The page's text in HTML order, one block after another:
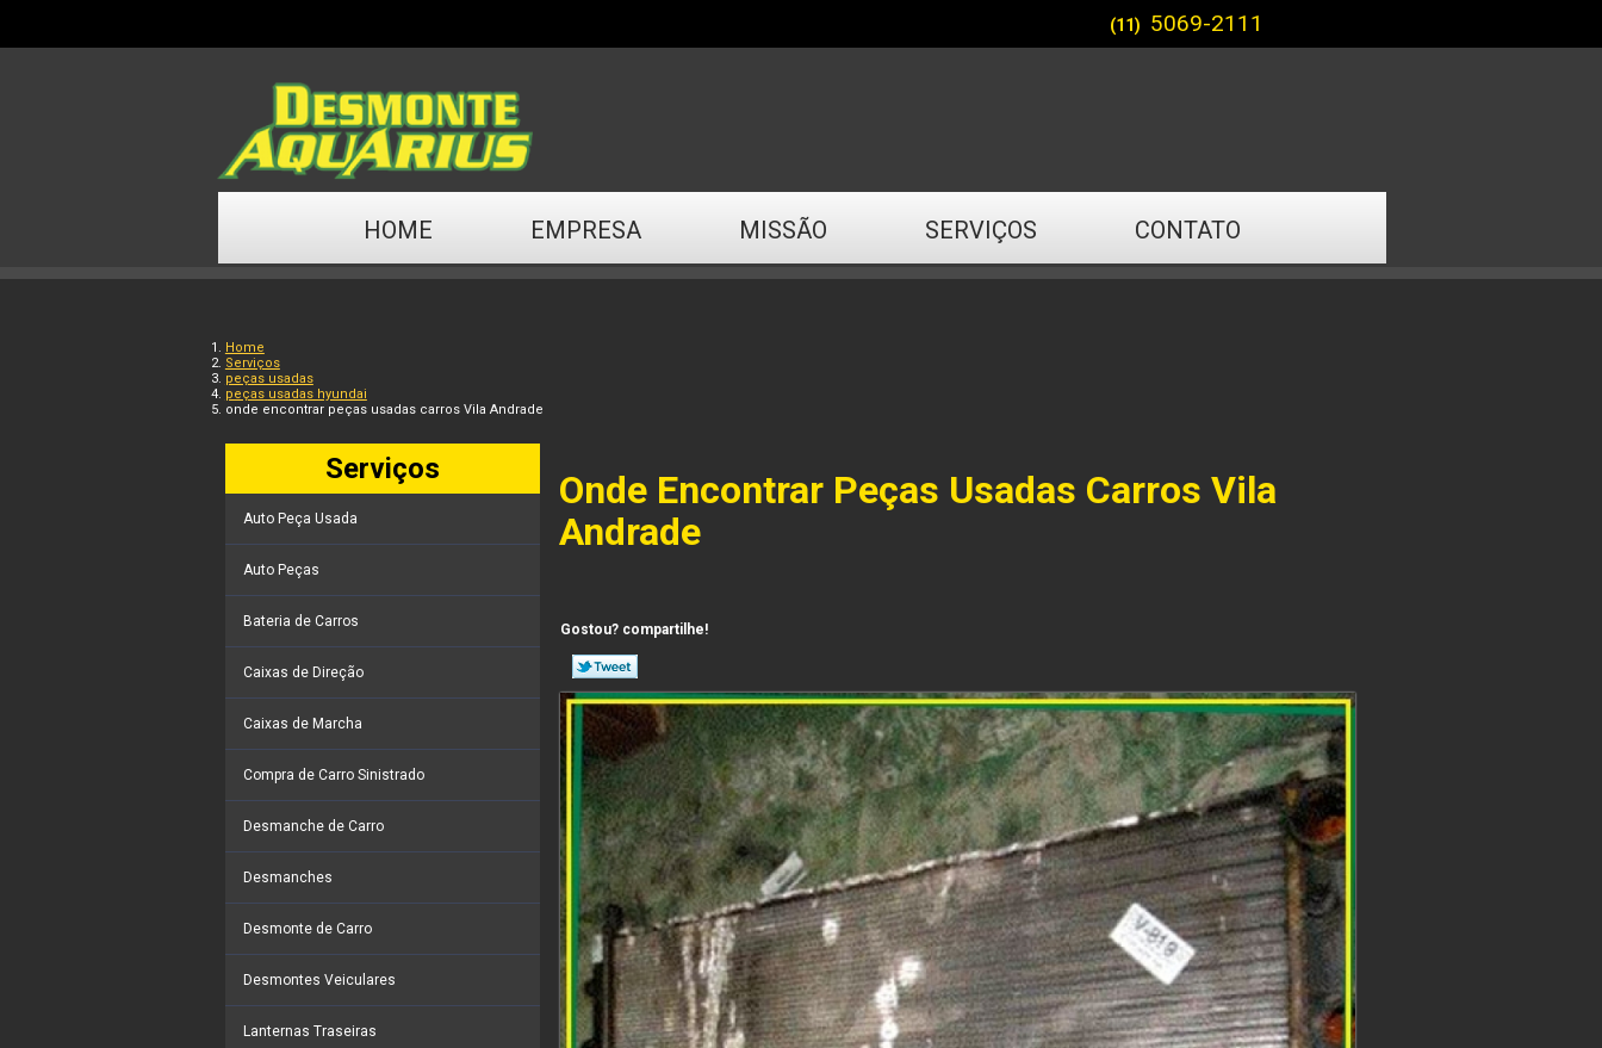
HOME EMPRESA MISSÃO SERVIÇOS CONTATO
(11) 5069-2111
Home
Serviços
peças usadas
peças usadas hyundai
onde encontrar peças usadas carros Vila Andrade
Serviços
Auto Peça Usada
Auto Peças
Bateria de Carros
Caixas de Direção
Caixas de Marcha
Compra de Carro Sinistrado
Desmanche de Carro
Desmanches
Desmonte de Carro
Desmontes Veiculares
Lanternas Traseiras
Onde Encontrar Peças Usadas Carros Vila
Andrade
Gostou? compartilhe!